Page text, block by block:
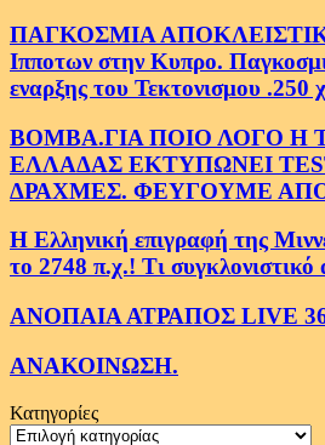
ΠΑΓΚΟΣΜΙΑ
Ιπποτων στην Κυπρο.
εναρξης του Τεκτονισμου .250
ΒΟΜΒΑ.ΓΙΑ ΠΟΙΟ ΛΟΓΟ Η
ΕΛΛΑΔΑΣ ΕΚΤΥΠΩΝΕΙ
ΔΡΑΧΜΕΣ. ΦΕΥΓΟΥΜΕ
Η Ελληνική επιγραφή της
το 2748 π.χ.! Τι συγκλονιστικό
ΑΝΟΠΑΙΑ ΑΤΡΑΠΟΣ LIVE 36
ΑΝΑΚΟΙΝΩΣΗ.
Κατηγορίες
Κατηγορίες